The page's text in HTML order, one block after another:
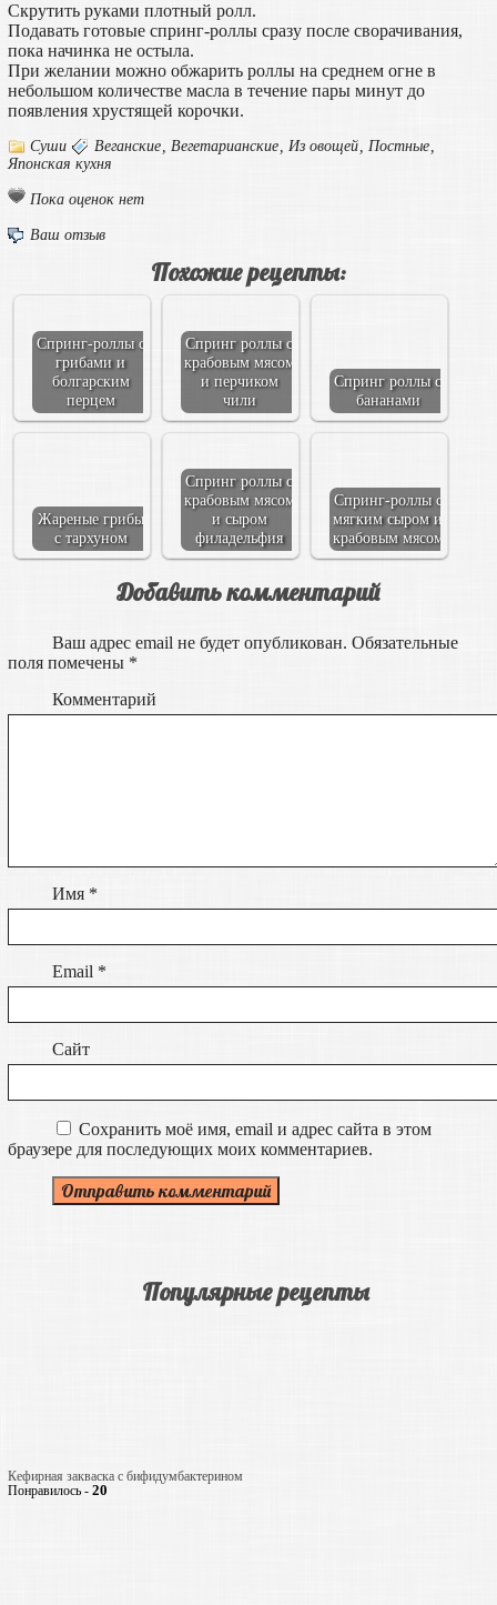
Скрутить руками плотный ролл.
Подавать готовые спринг-роллы сразу после сворачивания,
пока начинка не остыла.
При желании можно обжарить роллы на среднем огне в
небольшом количестве масла в течение пары минут до
появления хрустящей корочки.
Суши Веганские, Вегетарианские, Из овощей, Постные,
Японская кухня
Пока оценок нет
Ваш отзыв
Похожие рецепты:
Спринг-роллы с
грибами и
болгарским
перцем
Спринг роллы с
крабовым мясом
и перчиком
чили
Спринг роллы с
бананами
Жареные грибы
с тархуном
Спринг роллы с
крабовым мясом
и сыром
филадельфия
Спринг-роллы с
мягким сыром и
крабовым мясом
Добавить комментарий
Ваш адрес email не будет опубликован. Обязательные
поля помечены *
Комментарий
Имя *
Email *
Сайт
Сохранить моё имя, email и адрес сайта в этом
браузере для последующих моих комментариев.
Популярные рецепты
Кефирная закваска с бифидумбактерином
Понравилось - 20